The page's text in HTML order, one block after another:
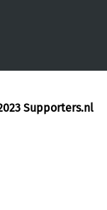
Supporters.nl